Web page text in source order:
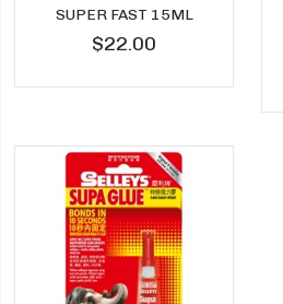
SUPER FAST 15ML
$22.00